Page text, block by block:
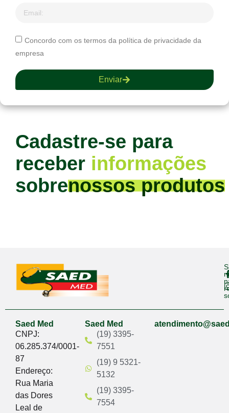
Concordo com os termos da política de privacidade da
empresa
Enviar
Cadastre-se para
receber informações
sobrenossos produtos
Saed Med
CNPJ:
06.285.374/0001-
87
Endereço:
Rua Maria
das Dores
Leal de
Saed Med
(19) 3395-
7551
(19) 9 5321-
5132
(19) 3395-
7554